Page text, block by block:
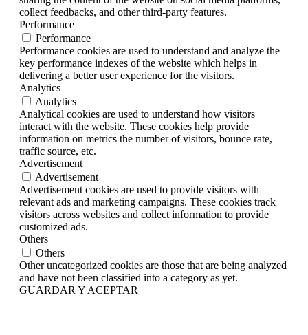
collect feedbacks, and other third-party features.
Performance
Performance
Performance cookies are used to understand and analyze the
key performance indexes of the website which helps in
delivering a better user experience for the visitors.
Analytics
Analytics
Analytical cookies are used to understand how visitors
interact with the website. These cookies help provide
information on metrics the number of visitors, bounce rate,
traffic source, etc.
Advertisement
Advertisement
Advertisement cookies are used to provide visitors with
relevant ads and marketing campaigns. These cookies track
visitors across websites and collect information to provide
customized ads.
Others
Others
Other uncategorized cookies are those that are being analyzed
and have not been classified into a category as yet.
GUARDAR Y ACEPTAR